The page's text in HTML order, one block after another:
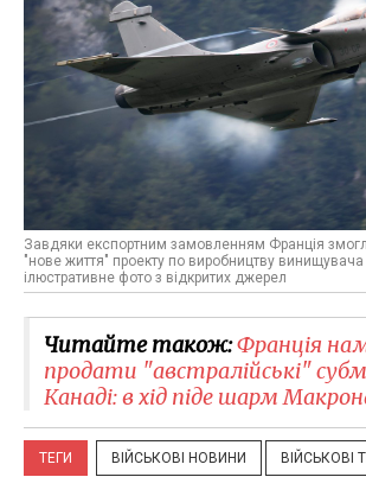
Завдяки експортним замовленням Франція
"нове життя" проекту по виробництву
ілюстративне фото з відкритих джерел
Читайте також:Франція
продати "австралійські"
Канаді: в хід піде шарм
ТЕГИ ВІЙСЬКОВІ НОВИНИ ВІЙСЬКОВІ